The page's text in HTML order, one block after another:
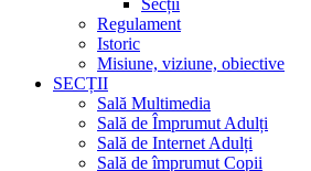
Secții
Regulament
Istoric
Misiune, viziune, obiective
SECȚII
Sală Multimedia
Sală de Împrumut Adulți
Sală de Internet Adulți
Sală de împrumut Copii